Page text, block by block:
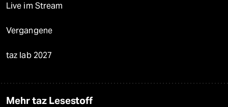
Live im Stream
Vergangene
taz lab 2027
Mehr taz Lesestoff